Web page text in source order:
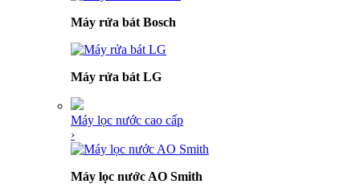
Máy rửa bát Bosch
Máy rửa bát LG
Máy lọc nước cao cấp
›
Máy lọc nước AO Smith